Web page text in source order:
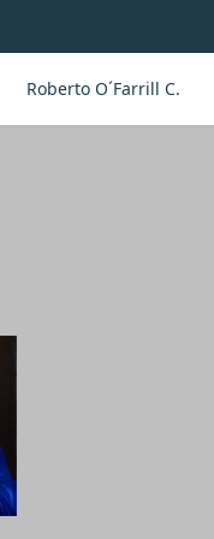
Roberto O´Farrill C.